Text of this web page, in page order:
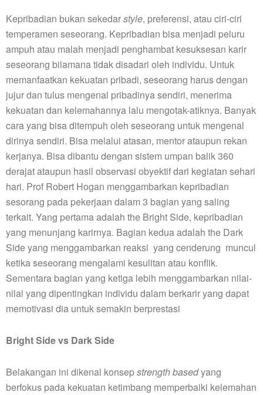
Kepribadian bukan sekedarstyle, preferensi, atau ciri-ciri
temperamen seseorang. Kepribadian bisa menjadi peluru
ampuh atau malah menjadi penghambat kesuksesan karir
seseorang bilamana tidak disadari oleh individu. Untuk
memanfaatkan kekuatan pribadi, seseorang harus dengan
jujur dan tulus mengenal pribadinya sendiri, menerima
kekuatan dan kelemahannya lalu mengotak-atiknya. Banyak
cara yang bisa ditempuh oleh seseorang untuk mengenal
dirinya sendiri. Bisa melalui atasan, mentor ataupun rekan
kerjanya. Bisa dibantu dengan sistem umpan balik 360
derajat ataupun hasil observasi obyektif dari kegiatan sehari
hari. Prof Robert Hogan menggambarkan kepribadian
sesorang pada pekerjaan dalam 3 bagian yang saling
terkait. Yang pertama adalah the Bright Side, kepribadian
yang menunjang karirnya. Bagian kedua adalah the Dark
Side yang menggambarkan reaksi yang cenderung muncul
ketika seseorang mengalami kesulitan atau konflik.
Sementara bagian yang ketiga lebih menggambarkan nilai-
nilai yang dipentingkan individu dalam berkarir yang dapat
memotivasi dia untuk semakin berprestasi
Bright Side vs Dark Side
Belakangan ini dikenal konsepstrength basedyang
berfokus pada kekuatan ketimbang memperbaiki kelemahan